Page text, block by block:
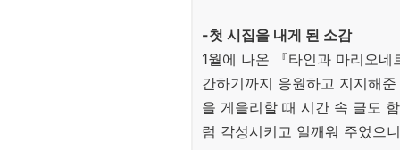
-첫 시집을 내게 된 소감
1월에 나온 『타인과 마리오
간하기까지 응원하고 지지해
을 게을리할 때 시간 속 글도
럼 각성시키고 일깨워 주었으